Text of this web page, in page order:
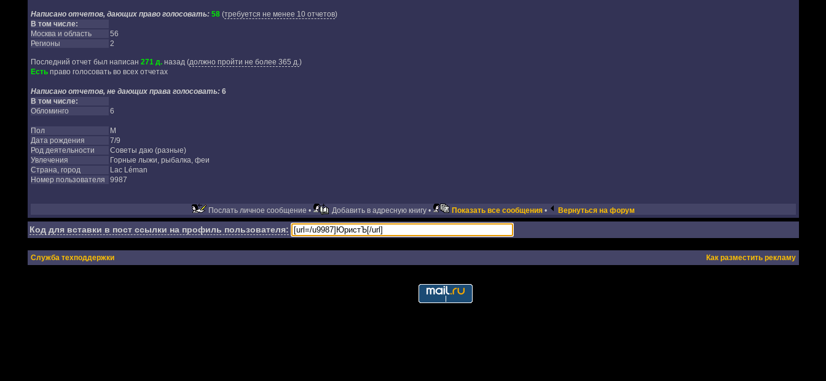
Написано отчетов, дающих право голосовать: 58(требуется не менее 10 отчетов)
В том числе:
Москва и область
56
Регионы
2
Последний отчет был написан 271 д.назад(должно пройти не более 365 д.)
Естьправо голосовать во всех отчетах
Написано отчетов, не дающих права голосовать: 6
В том числе:
Обломинго
6
Пол
М
Дата рождения
7/9
Род деятельности
Советы даю (разные)
Увлечения
Горные лыжи, рыбалка, феи
Страна, город
Lac Léman
Номер пользователя
9987
Послать личное сообщение • Добавить в адресную книгу • Показать все сообщения• Вернуться на форум
Код для вставки в пост ссылки на профиль пользователя:
Служба техподдержки Как разместить рекламу